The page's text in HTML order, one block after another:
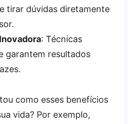
tirar dúvidas diretamente
: Técnicas
garantem resultados
como esses benefícios
vida? Por exemplo,